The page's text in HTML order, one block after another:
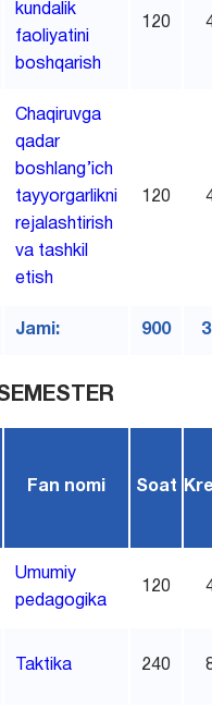
kundalik
faoliyatini
boshqarish
120
Chaqiruvga
qadar
boshlang’ich
tayyorgarlikni
rejalashtirish
va tashkil
etish
120
Jami: 900
Fan nomi Soat
Umumiy
pedagogika
120
Taktika 240